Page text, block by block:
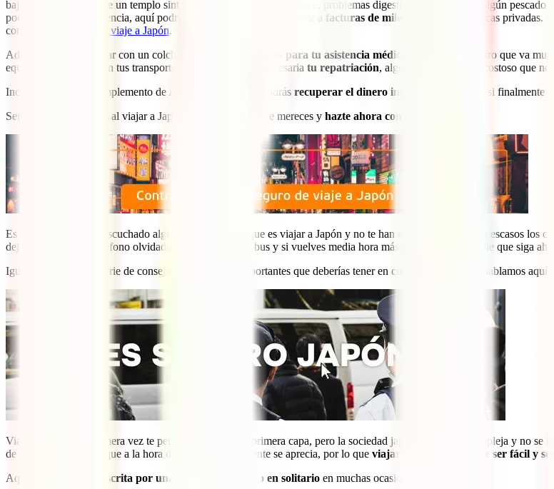
bajando las escaleras de un templo sintoísta que acabe en un esguince, problemas digestivos causados por algún
podrías pasar con paciencia, aquí podría ser sinónimo de hacer frente a facturas de miles de euros
en clínicas privadas.
con el
mejor seguro de viaje a Japón.
Además de poder contar con un colchón de
gastos ilimitados para tu asistencia médica
, como es un seguro que va
equipaje, incidentes con tus transportes o incluso si fuera necesaria tu repatriación, algo extremadamente costoso que no
Incluso, gracias al Complemento de Anulación de Viaje, podrás recuperar el dinero invertido en el viaje
si finalmente
Sería un error jugártela al viajar a Japón. Goza del viaje que mereces y hazte ahora con tu seguro
Es posible que hayas escuchado alguna vez lo seguro que es viajar a Japón y no te han engañado. Aquí son escasos los
dejar una cámara o teléfono olvidado en una parada de bus y si vuelves media hora más tarde es muy posible que siga
Igualmente, hay una serie de consejos de seguridad importantes que deberías tener en cuenta de los que te hablamos aquí:
Viajar a Japón por primera vez te permitirá conocer su primera capa, pero la sociedad japonesa es muy compleja y no
de machismo, es algo que a la hora de visitarlo difícilmente se aprecia, por lo que viajar sola a Japón suele ser fácil y
Aquí tienes una guía
escrita por una viajera que ha ido en solitario en muchas ocasiones al país: